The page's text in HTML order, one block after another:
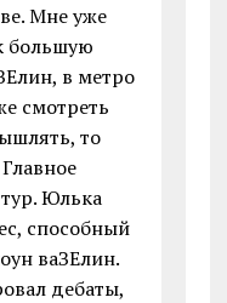
Мне уже
большую
в метро
смотреть
то
Юлька
способный
ваЗЕлин.
дебаты,